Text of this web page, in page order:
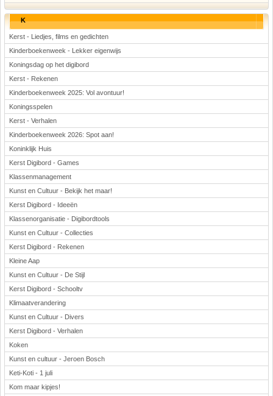
K
Kerst - Liedjes, films en gedichten
Kinderboekenweek - Lekker eigenwijs
Koningsdag op het digibord
Kerst - Rekenen
Kinderboekenweek 2025: Vol avontuur!
Koningsspelen
Kerst - Verhalen
Kinderboekenweek 2026: Spot aan!
Koninklijk Huis
Kerst Digibord - Games
Klassenmanagement
Kunst en Cultuur - Bekijk het maar!
Kerst Digibord - Ideeën
Klassenorganisatie - Digibordtools
Kunst en Cultuur - Collecties
Kerst Digibord - Rekenen
Kleine Aap
Kunst en Cultuur - De Stijl
Kerst Digibord - Schooltv
Klimaatverandering
Kunst en Cultuur - Divers
Kerst Digibord - Verhalen
Koken
Kunst en cultuur - Jeroen Bosch
Keti-Koti - 1 juli
Kom maar kipjes!